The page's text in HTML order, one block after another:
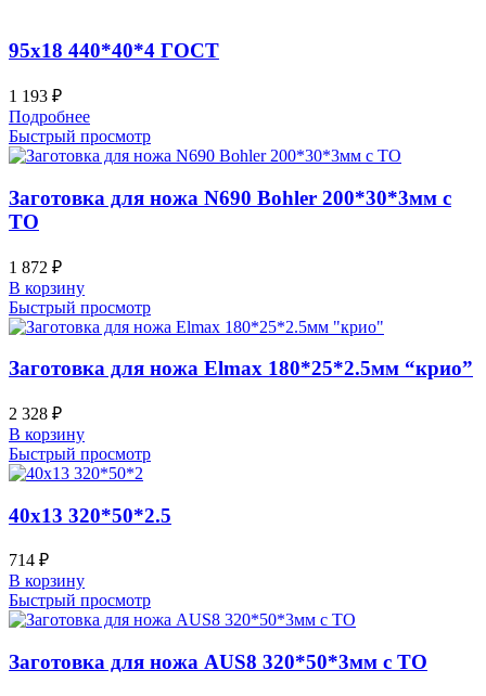
95х18 440*40*4 ГОСТ
1 193 ₽
Подробнее
Быстрый просмотр
Заготовка для ножа N690 Bohler 200*30*3мм с
ТО
1 872 ₽
В корзину
Быстрый просмотр
Заготовка для ножа Elmax 180*25*2.5мм “крио”
2 328 ₽
В корзину
Быстрый просмотр
40х13 320*50*2.5
714 ₽
В корзину
Быстрый просмотр
Заготовка для ножа AUS8 320*50*3мм с ТО